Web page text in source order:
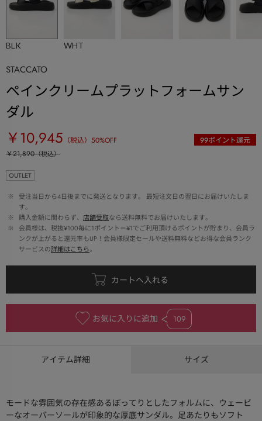
BLK WHT
STACCATO
ペインクリームプラットフォームサン
ダル
￥10,945 （税込） 50%OFF 99ポイント還元
￥21,890（税込）
OUTLET
※
受注当日から4日後までに発送となります。 最短注文日の翌日にお届けいたしま
す。
※
購入金額に関わらず、 店舗受取なら送料無料でお届けいたします。
※
会員様は、税抜¥100毎に1ポイント＝¥1でご利用頂けるポイントが貯まり、会員ラ
ンクが上がると還元率もUP！会員様限定セールや送料無料などお得な会員ランク
サービスの詳細はこちら。
お気に入りに追加 109
アイテム詳細 サイズ
モードな雰囲気の存在感あるぽってりとしたフォルムに、ウェービ
ーなオーバーソールが印象的な厚底サンダル。足あたりもソフト